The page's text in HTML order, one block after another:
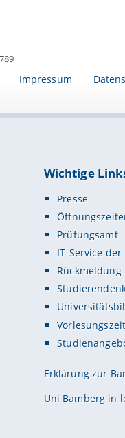
Impressum
Wichtige
Presse
Prüfungsamt
IT-Service
Rückmeldung
Erklärung zur
Uni Bamberg in